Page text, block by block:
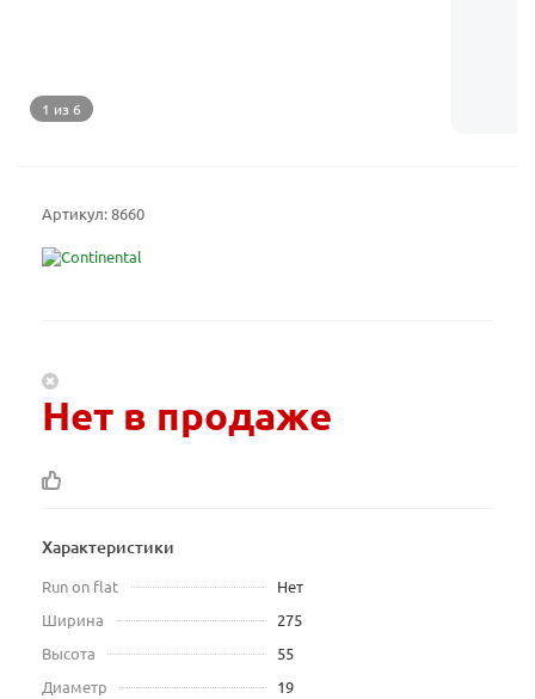
1 из 6
Артикул:8660
Нет в продаже
Характеристики
Run on flat
Нет
Ширина
275
Высота
55
Диаметр
19